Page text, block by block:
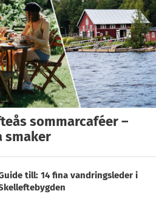
sommarcaféer –
smaker
till: 14 fina vandringsleder i